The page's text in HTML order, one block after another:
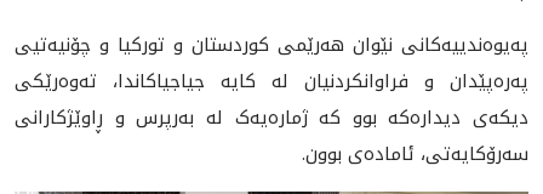
پەیوەندییەکانی نێوان هەرێمی کوردستان و تورکیا و چۆنیەتیی
پەرەپێدان و فراوانکردنیان لە کایە جیاجیاکاندا، تەوەرێکی
دیکەی دیدارەکە بوو کە ژمارەیەک لە بەرپرس و ڕاوێژکارانی
سەرۆکایەتی، ئامادەی بوون.